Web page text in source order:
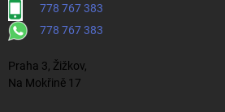
778 767 383
778 767 383
Praha 3, Žižkov,
Na Mokřině 17